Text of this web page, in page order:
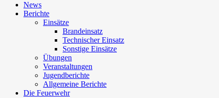
News
Berichte
Einsätze
Brandeinsatz
Technischer Einsatz
Sonstige Einsätze
Übungen
Veranstaltungen
Jugendberichte
Allgemeine Berichte
Die Feuerwehr